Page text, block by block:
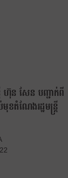
ហ៊ុន សែន បញ្ជាក់ពី
តំណែងរដ្ឋមន្ត្រី